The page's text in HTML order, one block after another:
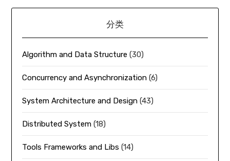
分类
Algorithm and Data Structure (30)
Concurrency and Asynchronization (6)
System Architecture and Design (43)
Distributed System (18)
Tools Frameworks and Libs (14)